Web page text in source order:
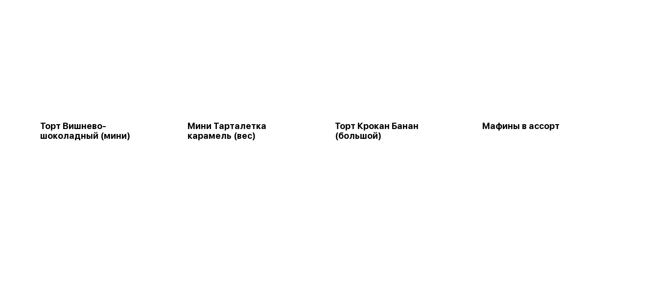
Торт Вишнево-
шоколадный (мини)
Мини Тарталетка
карамель (вес)
Торт Крокан Банан
(большой)
Мафины в ассорт